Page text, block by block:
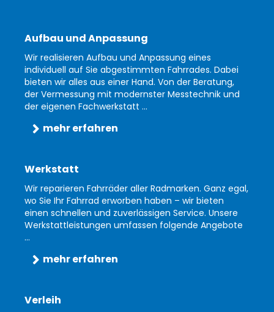
Aufbau und Anpassung
Wir realisieren Aufbau und Anpassung eines
individuell auf Sie abgestimmten Fahrrades. Dabei
bieten wir alles aus einer Hand. Von der Beratung,
der Vermessung mit modernster Messtechnik und
der eigenen Fachwerkstatt ...
mehr erfahren
Werkstatt
Wir reparieren Fahrräder aller Radmarken. Ganz egal,
wo Sie Ihr Fahrrad erworben haben – wir bieten
einen schnellen und zuverlässigen Service. Unsere
Werkstattleistungen umfassen folgende Angebote
...
mehr erfahren
Verleih